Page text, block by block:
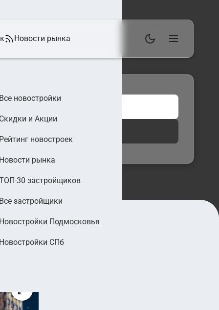
Новости рынка
Все новостройки
Скидки и Акции
Рейтинг новостроек
Новости рынка
30 застройщиков
Все застройщики
Новостройки Подмосковья
Новостройки СПб
руб.
м